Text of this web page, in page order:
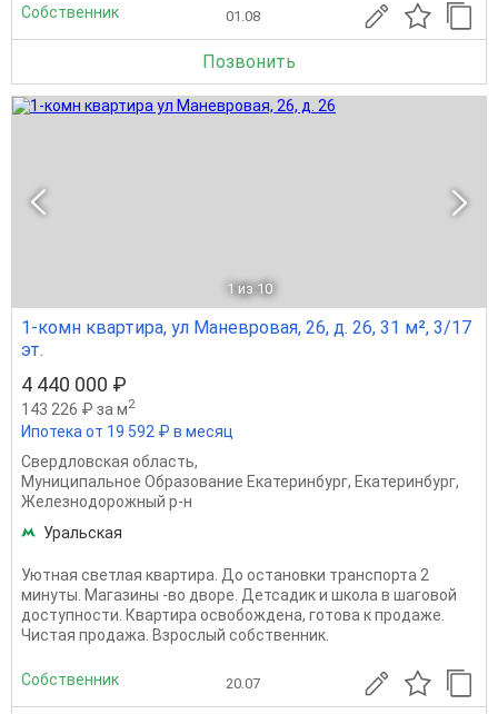
Собственник 01.08
Позвонить
1 из 10
1-комн квартира, ул Маневровая, 26, д. 26, 31 м², 3/17
эт.
4 440 000 ₽
143 226 ₽ за м2
Ипотека от 19 592 ₽ в месяц
Свердловская область,
Муниципальное Образование Екатеринбург, Екатеринбург,
Железнодорожный р-н
Уральская
Уютная светлая квартира. До остановки транспорта 2
минуты. Магазины -во дворе. Детсадик и школа в шаговой
доступности. Квартира освобождена, готова к продаже.
Чистая продажа. Взрослый собственник.
Собственник 20.07